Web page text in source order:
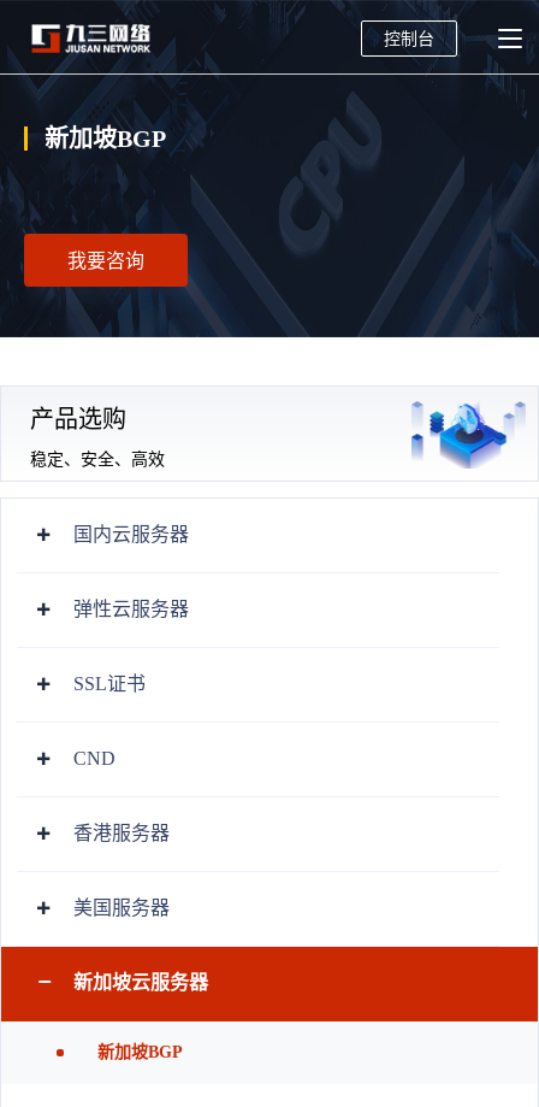
控制台
新加坡BGP
我要咨询
产品选购
稳定、安全、高效
国内云服务器
弹性云服务器
SSL证书
CND
香港服务器
美国服务器
新加坡云服务器
新加坡BGP